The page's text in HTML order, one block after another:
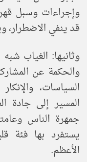
وإجراءات وسبل
قد ينفي الاضطرار،
وثانيها: الغياب شبه
والحكمة عن
السياسات،
المسير إلى جادة
جمهرة الناس
يستفرد بها فئة
الأعظم.